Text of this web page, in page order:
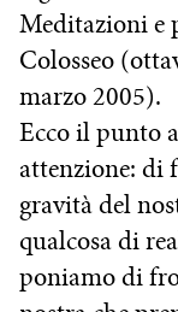
Meditazioni e
Colosseo
marzo 2005).
Ecco il punto
attenzione: di
gravità del
qualcosa di
poniamo di